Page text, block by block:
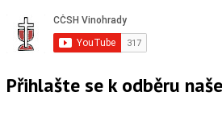
Přihlašte se k odběru